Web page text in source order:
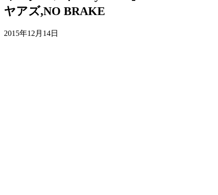
ヤアズ,NO BRAKE
2015年12月14日